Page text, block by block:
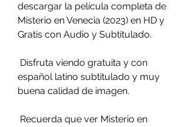
descargar la película completa de
Misterio en Venecia (2023) en HD y
Gratis con Audio y Subtitulado.
español latino subtitulado y muy
buena calidad de imagen.